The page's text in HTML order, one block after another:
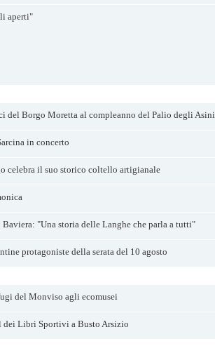
aperti"
del Borgo Moretta al compleanno del Palio degli Asini
in concerto
celebra il suo storico coltello artigianale
"Una storia delle Langhe che parla a tutti"
protagoniste della serata del 10 agosto
del Monviso agli ecomusei
Libri Sportivi a Busto Arsizio